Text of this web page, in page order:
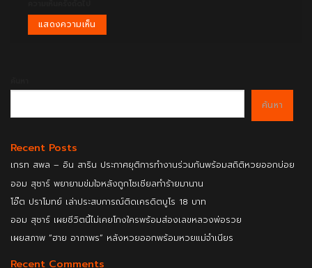
ค้นหา
Recent Posts
เกรท สพล – อิน สาริน ประกาศยุติการทำงานร่วมกันพร้อมสถิติหวยออกบ่อย
ออม สุชาร์ พยายามข่มใจหลังถูกโซเชียลทำร้ายมานาน
โอ๊ต ปราโมทย์ เล่าประสบการณ์ติดเครดิตบูโร 18 บาท
ออม สุชาร์ เผยชีวิตนี้ไม่เคยโกงใครพร้อมส่องเลขหลวงพ่อรวย
เผยสภาพ “ฮาย อาภาพร” หลังหวยออกพร้อมหวยแม่จำเนียร
Recent Comments